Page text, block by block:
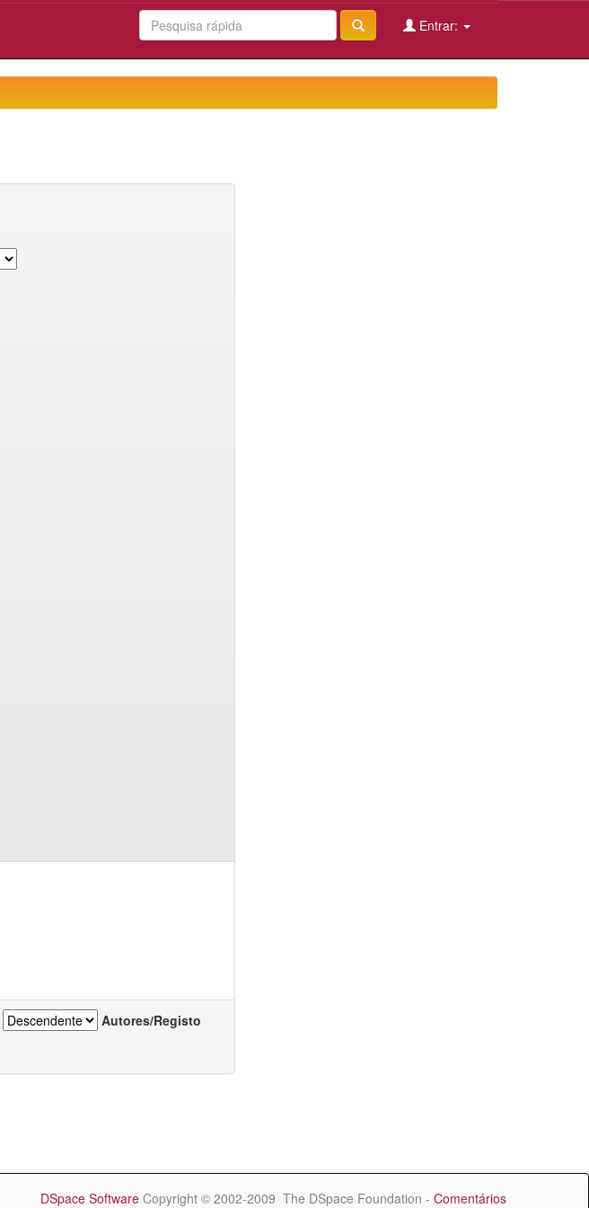
Entrar:
Autores/Registo
DSpace Software Copyright © 2002-2009 The DSpace Foundation - Comentários